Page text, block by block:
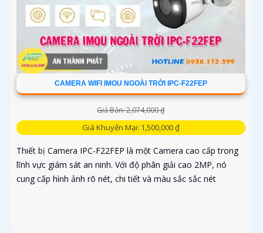
CAMERA WIFI IMOU NGOÀI TRỜI IPC-F22FEP
Giá Bán: 2,074,000 ₫
Giá Khuyến Mại: 1,500,000 ₫
Thiết bị Camera IPC-F22FEP là một Camera cao cấp trong
lĩnh vực giám sát an ninh. Với độ phân giải cao 2MP, nó
cung cấp hình ảnh rõ nét, chi tiết và màu sắc sắc nét